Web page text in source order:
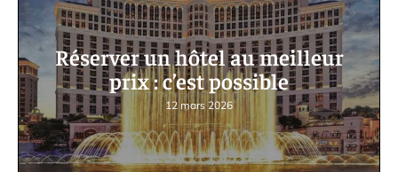
Réserver un hôtel au meilleur
prix : c’est possible
12 mars 2026